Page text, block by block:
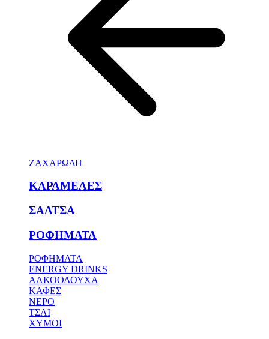
ΖΑΧΑΡΩΔΗ
ΚΑΡΑΜΕΛΕΣ
ΣΑΛΤΣΑ
ΡΟΦΗΜΑΤΑ
ΡΟΦΗΜΑΤΑ
ENERGY DRINKS
ΑΛΚΟΟΛΟΥΧΑ
ΚΑΦΕΣ
ΝΕΡΟ
ΤΣΑΙ
ΧΥΜΟΙ